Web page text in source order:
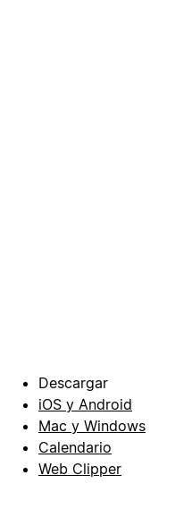
Descargar
iOS y Android
Mac y Windows
Calendario
Web Clipper